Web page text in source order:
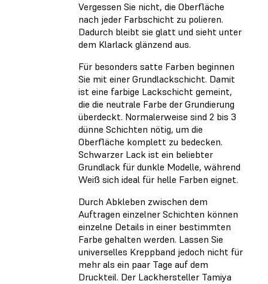
Vergessen Sie nicht, die Oberfläche
nach jeder Farbschicht zu polieren.
Dadurch bleibt sie glatt und sieht unter
dem Klarlack glänzend aus.
Für besonders satte Farben beginnen
Sie mit einer Grundlackschicht. Damit
ist eine farbige Lackschicht gemeint,
die die neutrale Farbe der Grundierung
überdeckt. Normalerweise sind 2 bis 3
dünne Schichten nötig, um die
Oberfläche komplett zu bedecken.
Schwarzer Lack ist ein beliebter
Grundlack für dunkle Modelle, während
Weiß sich ideal für helle Farben eignet.
Durch Abkleben zwischen dem
Auftragen einzelner Schichten können
einzelne Details in einer bestimmten
Farbe gehalten werden. Lassen Sie
universelles Kreppband jedoch nicht für
mehr als ein paar Tage auf dem
Druckteil. Der Lackhersteller Tamiya